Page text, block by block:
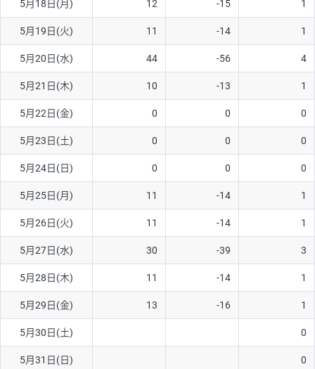
ソ/円は10万通貨単位。
5月18日(月) 12 -15 1
5月19日(火) 11 -14 1
5月20日(水) 44 -56 4
5月21日(木) 10 -13 1
5月22日(金) 0 0 0
5月23日(土) 0 0 0
5月24日(日) 0 0 0
5月25日(月) 11 -14 1
5月26日(火) 11 -14 1
5月27日(水) 30 -39 3
5月28日(木) 11 -14 1
5月29日(金) 13 -16 1
5月30日(土) 0
5月31日(日) 0